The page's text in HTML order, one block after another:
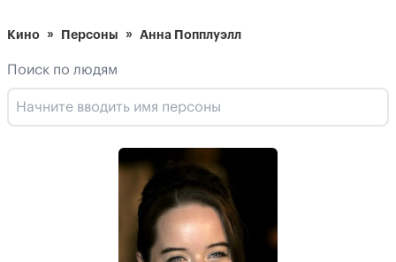
Кино Персоны Анна Попплуэлл
Поиск по людям